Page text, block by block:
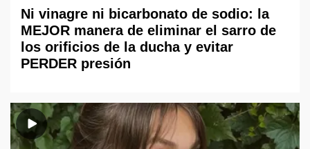
Ni vinagre ni bicarbonato de sodio: la
MEJOR manera de eliminar el sarro de
los orificios de la ducha y evitar
PERDER presión